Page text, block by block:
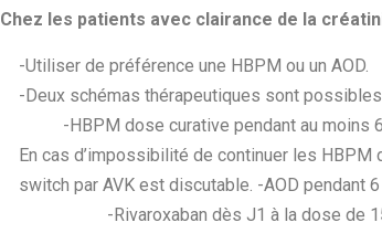
Chez les patients avec clairance de la
-Utiliser de préférence une HBPM ou un AOD.
-Deux schémas thérapeutiques sont
-HBPM dose curative pendant au moins
En cas d’impossibilité de continuer les HBPM
switch par AVK est discutable. -AOD pendant
-Rivaroxaban dès J1 à la dose de